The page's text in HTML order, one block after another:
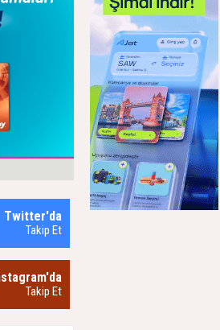
Twitter'da
Takip Et
Takip Et